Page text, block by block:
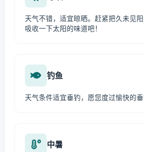
天气不错，适宜晾晒。赶紧把久未见
吸收一下太阳的味道吧！
钓鱼
天气条件适宜垂钓，愿您度过愉快的垂
中暑